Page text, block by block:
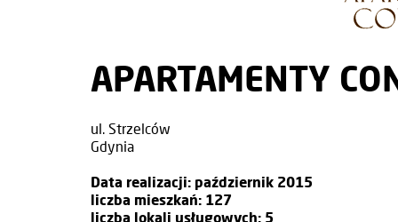
APARTAMENTY
ul. Strzelców
Gdynia
Data realizacji: październik 2015
liczba mieszkań: 127
liczba lokali usługowych: 5